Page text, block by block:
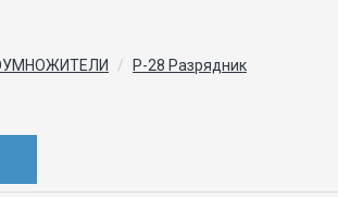
Р-28 Разрядник